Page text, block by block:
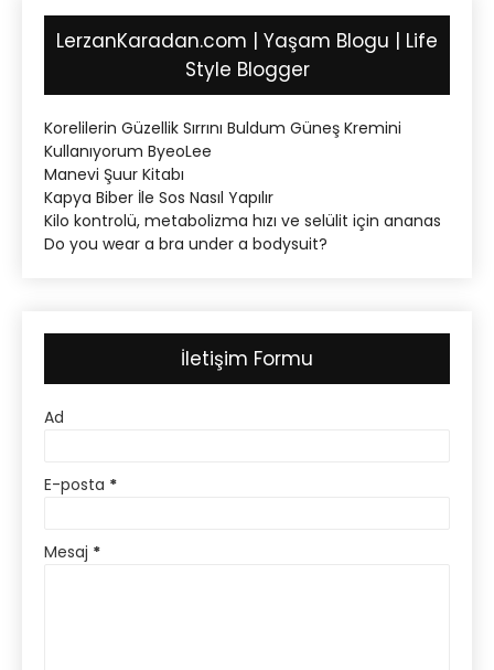
LerzanKaradan.com | Yaşam Blogu | Life
Style Blogger
Korelilerin Güzellik Sırrını Buldum Güneş Kremini
Kullanıyorum ByeoLee
Manevi Şuur Kitabı
Kapya Biber İle Sos Nasıl Yapılır
Kilo kontrolü, metabolizma hızı ve selülit için ananas
Do you wear a bra under a bodysuit?
İletişim Formu
Ad
E-posta *
Mesaj *